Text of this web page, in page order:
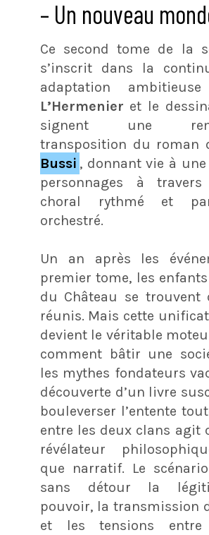
– Un nouveau
Ce second tome de la
s’inscrit dans la
adaptation
L’Hermenier et le
signent une
transposition du roman
Bussi , donnant vie à
personnages à
choral rythmé et
orchestré.
Un an après les
premier tome, les
du Château se trouvent
réunis. Mais cette
devient le véritable
comment bâtir une
les mythes fondateurs
découverte d’un livre
bouleverser l’entente
entre les deux clans agit
révélateur
que narratif. Le
sans détour la
pouvoir, la transmission
et les tensions entre